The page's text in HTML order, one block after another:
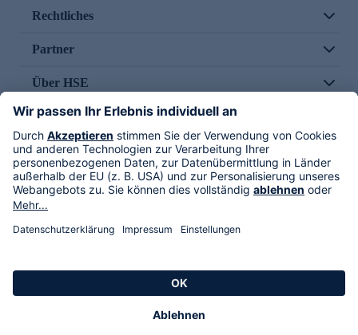
Rechtliches
Partner
Über HSE
Im TV
HSE International